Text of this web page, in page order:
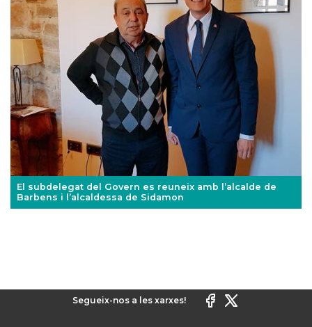
El subdelegat del Govern es reuneix amb l’alcalde de
Barbens i l’alcaldessa de Sidamon
Segueix-nos a les xarxes!